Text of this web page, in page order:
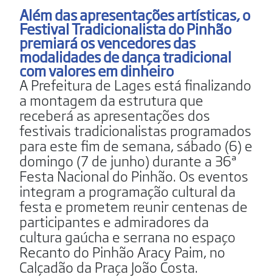
Além das apresentações artísticas, o
Festival Tradicionalista do Pinhão
premiará os vencedores das
modalidades de dança tradicional
com valores em dinheiro
A Prefeitura de Lages está finalizando
a montagem da estrutura que
receberá as apresentações dos
festivais tradicionalistas programados
para este fim de semana, sábado (6) e
domingo (7 de junho) durante a 36ª
Festa Nacional do Pinhão. Os eventos
integram a programação cultural da
festa e prometem reunir centenas de
participantes e admiradores da
cultura gaúcha e serrana no espaço
Recanto do Pinhão Aracy Paim, no
Calçadão da Praça João Costa.